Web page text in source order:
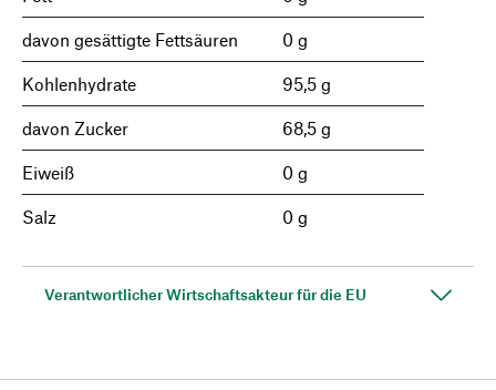
davon gesättigte Fettsäuren 0 g
Kohlenhydrate 95,5 g
davon Zucker 68,5 g
Eiweiß 0 g
Salz 0 g
Verantwortlicher Wirtschaftsakteur für die EU